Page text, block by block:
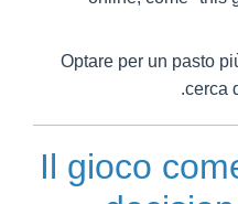
Optare per un pasto
cerca
3. Il gioco